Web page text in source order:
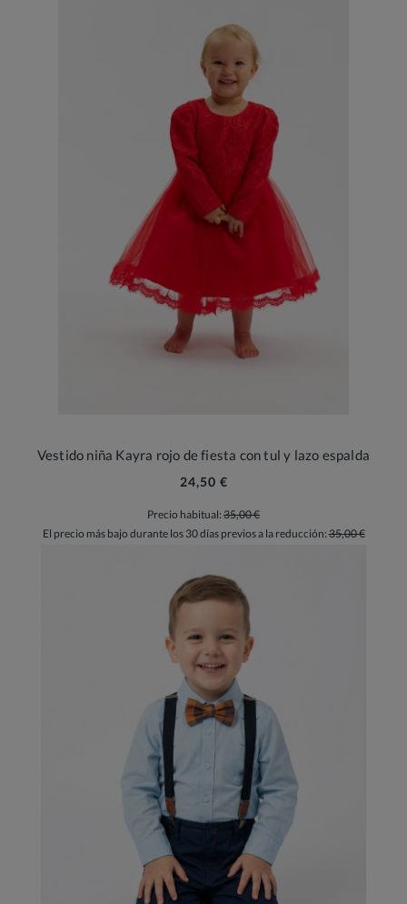
Vestido niña Kayra rojo de fiesta con tul y lazo espalda
24,50 €
Precio habitual: 35,00 €
El precio más bajo durante los 30 días previos a la reducción:35,00 €